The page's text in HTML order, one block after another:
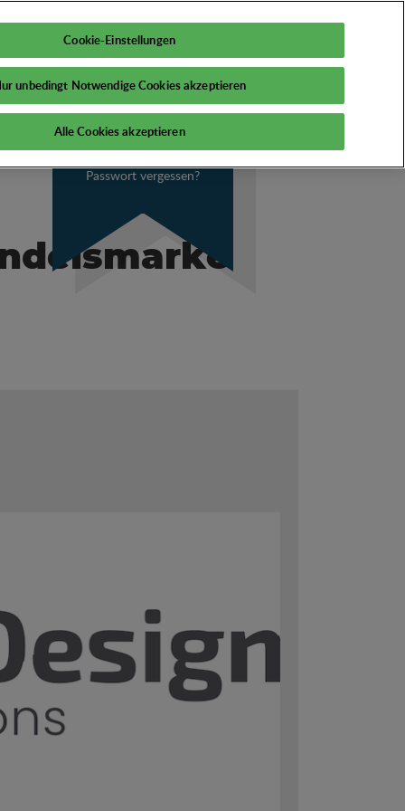
DE
Passwort vergessen?
Mein PSI
Cookie-Einstellungen
unbedingt Notwendige Cookies akzeptieren
Alle Cookies akzeptieren